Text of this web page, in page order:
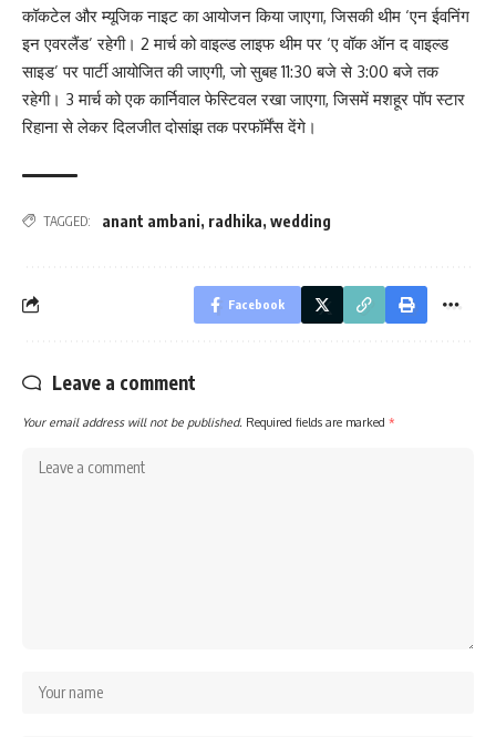
कॉकटेल और म्यूजिक नाइट का आयोजन किया जाएगा, जिसकी थीम ‘एन ईवनिंग
इन एवरलैंड’ रहेगी। 2 मार्च को वाइल्ड लाइफ थीम पर ‘ए वॉक ऑन द वाइल्ड
साइड’ पर पार्टी आयोजित की जाएगी, जो सुबह 11:30 बजे से 3:00 बजे तक
रहेगी। 3 मार्च को एक कार्निवाल फेस्टिवल रखा जाएगा, जिसमें मशहूर पॉप स्टार
रिहाना से लेकर दिलजीत दोसांझ तक परफॉर्मेंस देंगे।
TAGGED: anant ambani, radhika, wedding
Facebook
Leave a comment
Your email address will not be published. Required fields are marked *